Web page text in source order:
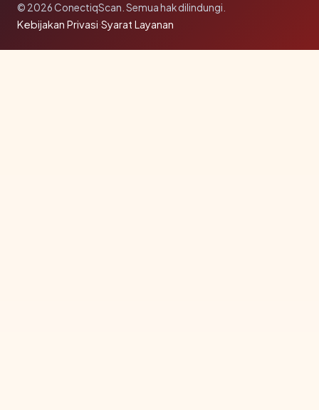
© 2026 ConectiqScan. Semua hak dilindungi.
Kebijakan Privasi·Syarat Layanan